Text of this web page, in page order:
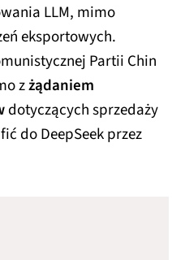
LLM, mimo
eksportowych.
Partii Chin
zżądaniem
dotyczących sprzedaży
do DeepSeek przez